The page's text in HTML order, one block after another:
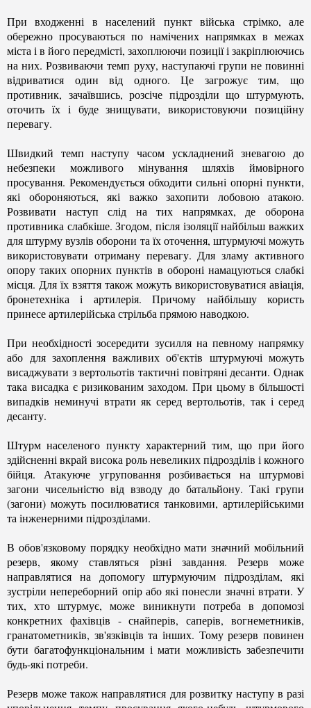
При входженні в населений пункт війська стрімко, але
обережно просуваються по намічених напрямках в межах
міста і в його передмісті, захоплюючи позиції і закріплюючись
на них. Розвиваючи темп руху, наступаючі групи не повинні
відриватися один від одного. Це загрожує тим, що
противник, зачаївшись, розсіче підрозділи що штурмують,
оточить їх і буде знищувати, використовуючи позиційну
перевагу.
Швидкий темп наступу часом ускладнений зневагою до
небезпеки можливого мінування шляхів ймовірного
просування. Рекомендується обходити сильні опорні пункти,
які обороняються, які важко захопити лобовою атакою.
Розвивати наступ слід на тих напрямках, де оборона
противника слабкіше. Згодом, після ізоляції найбільш важких
для штурму вузлів оборони та їх оточення, штурмуючі можуть
використовувати отриману перевагу. Для зламу активного
опору таких опорних пунктів в обороні намацуються слабкі
місця. Для їх взяття також можуть використовуватися авіація,
бронетехніка і артилерія. Причому найбільшу користь
принесе артилерійська стрільба прямою наводкою.
При необхідності зосередити зусилля на певному напрямку
або для захоплення важливих об'єктів штурмуючі можуть
висаджувати з вертольотів тактичні повітряні десанти. Однак
така висадка є ризикованим заходом. При цьому в більшості
випадків неминучі втрати як серед вертольотів, так і серед
десанту.
Штурм населеного пункту характерний тим, що при його
здійсненні вкрай висока роль невеликих підрозділів і кожного
бійця. Атакуюче угруповання розбивається на штурмові
загони чисельністю від взводу до батальйону. Такі групи
(загони) можуть посилюватися танковими, артилерійськими
та інженерними підрозділами.
В обов'язковому порядку необхідно мати значний мобільний
резерв, якому ставляться різні завдання. Резерв може
направлятися на допомогу штурмуючим підрозділам, які
зустріли непереборний опір або які понесли значні втрати. У
тих, хто штурмує, може виникнути потреба в допомозі
конкретних фахівців - снайперів, саперів, вогнеметників,
гранатометників, зв'язківців та інших. Тому резерв повинен
бути багатофункціональним і мати можливість забезпечити
будь-які потреби.
Резерв може також направлятися для розвитку наступу в разі